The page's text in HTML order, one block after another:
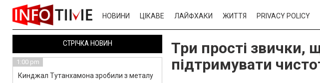
НОВИНИ ЦІКАВЕ ЛАЙФХАКИ ЖИТТЯ PRIVACY POLICY
Три прості звички,
підтримувати
СТРІЧКА НОВИН
1:00 pm
Кинджал Тутанхамона зробили з металу